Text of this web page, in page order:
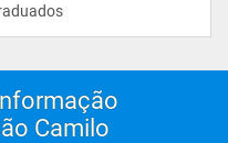
Graduados
Camilo